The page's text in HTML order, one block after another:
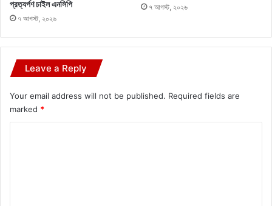
প্রত্যর্পণ চাইল এনসিপি
৭ আগস্ট, ২০২৬
৭ আগস্ট, ২০২৬
Leave a Reply
Your email address will not be published. Required fields are
marked *